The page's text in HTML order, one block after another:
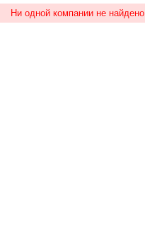
Ни одной компании не найдено